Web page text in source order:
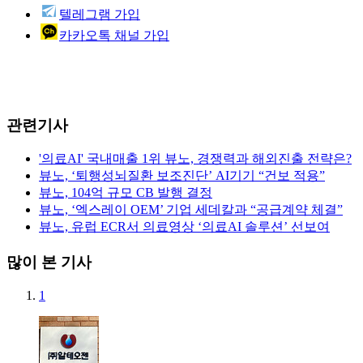
텔레그램 가입
카카오톡 채널 가입
관련기사
'의료AI' 국내매출 1위 뷰노, 경쟁력과 해외진출 전략은?
뷰노, ‘퇴행성뇌질환 보조진단’ AI기기 “건보 적용”
뷰노, 104억 규모 CB 발행 결정
뷰노, ‘엑스레이 OEM’ 기업 세데칼과 “공급계약 체결”
뷰노, 유럽 ECR서 의료영상 ‘의료AI 솔루션’ 선보여
많이 본 기사
1